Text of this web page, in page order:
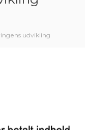
udvikling